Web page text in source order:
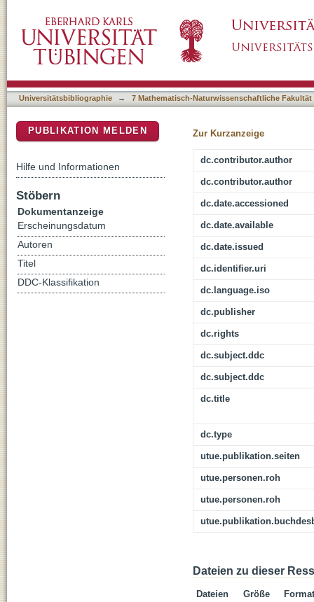
Universitätsbibliographie → 7 Mathematisch-Naturwissenschaftliche Fakultät
Zur Kurzanzeige
dc.contributor.author
dc.contributor.author
dc.date.accessioned
dc.date.available
dc.date.issued
dc.identifier.uri
dc.language.iso
dc.publisher
dc.rights
dc.subject.ddc
dc.subject.ddc
dc.title
dc.type
utue.publikation.seiten
utue.personen.roh
utue.personen.roh
Dateien zu dieser
Dateien Größe
Format
PUBLIKATION MELDEN
Hilfe und Informationen
Stöbern
Dokumentanzeige
Erscheinungsdatum
Autoren
Titel
DDC-Klassifikation